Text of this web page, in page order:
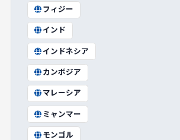
フィジー
インド
インドネシア
カンボジア
マレーシア
ミャンマー
モンゴル